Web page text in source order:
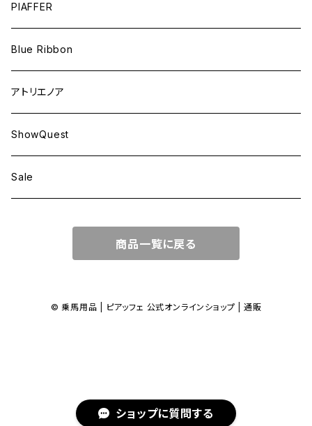
ショップに質問する
PIAFFER
Blue Ribbon
アトリエノア
ShowQuest
Sale
商品一覧に戻る
© 乗馬用品 | ピアッフェ 公式オンラインショップ | 通販